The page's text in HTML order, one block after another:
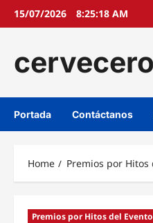
Skip15/07/2026 8:25:19 AM
Portada Contáctanos
Home Premios por Hitos
Premios por Hitos del Evento